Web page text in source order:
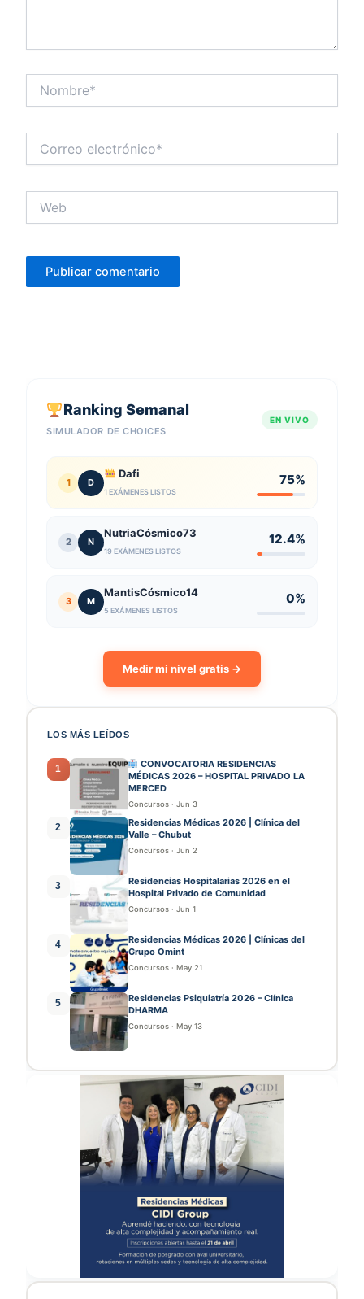
electrónico*
Ranking Semanal
SIMULADOR DE CHOICES
EN VIVO
1 D
Dafi
1 EXÁMENES LISTOS
75%
2 N
NutriaCósmico73
19 EXÁMENES LISTOS
12.4%
3 M
MantisCósmico14
5 EXÁMENES LISTOS
0%
Medir mi nivel gratis →
LOS MÁS LEÍDOS
1
CONVOCATORIA RESIDENCIAS
MÉDICAS 2026 – HOSPITAL PRIVADO LA
MERCED
Concursos · Jun 3
2
Residencias Médicas 2026 | Clínica del
Valle – Chubut
Concursos · Jun 2
3
Residencias Hospitalarias 2026 en el
Hospital Privado de Comunidad
Concursos · Jun 1
4
Residencias Médicas 2026 | Clínicas del
Grupo Omint
Concursos · May 21
5
Residencias Psiquiatría 2026 – Clínica
DHARMA
Concursos · May 13